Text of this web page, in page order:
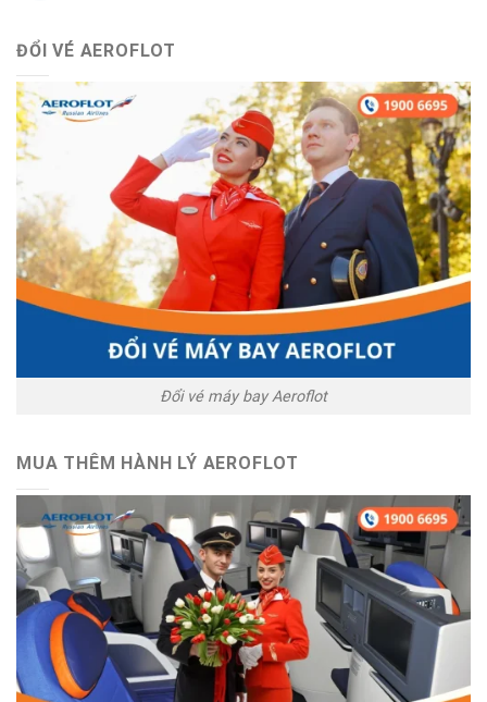
ĐỔI VÉ AEROFLOT
Đổi vé máy bay Aeroflot
MUA THÊM HÀNH LÝ AEROFLOT